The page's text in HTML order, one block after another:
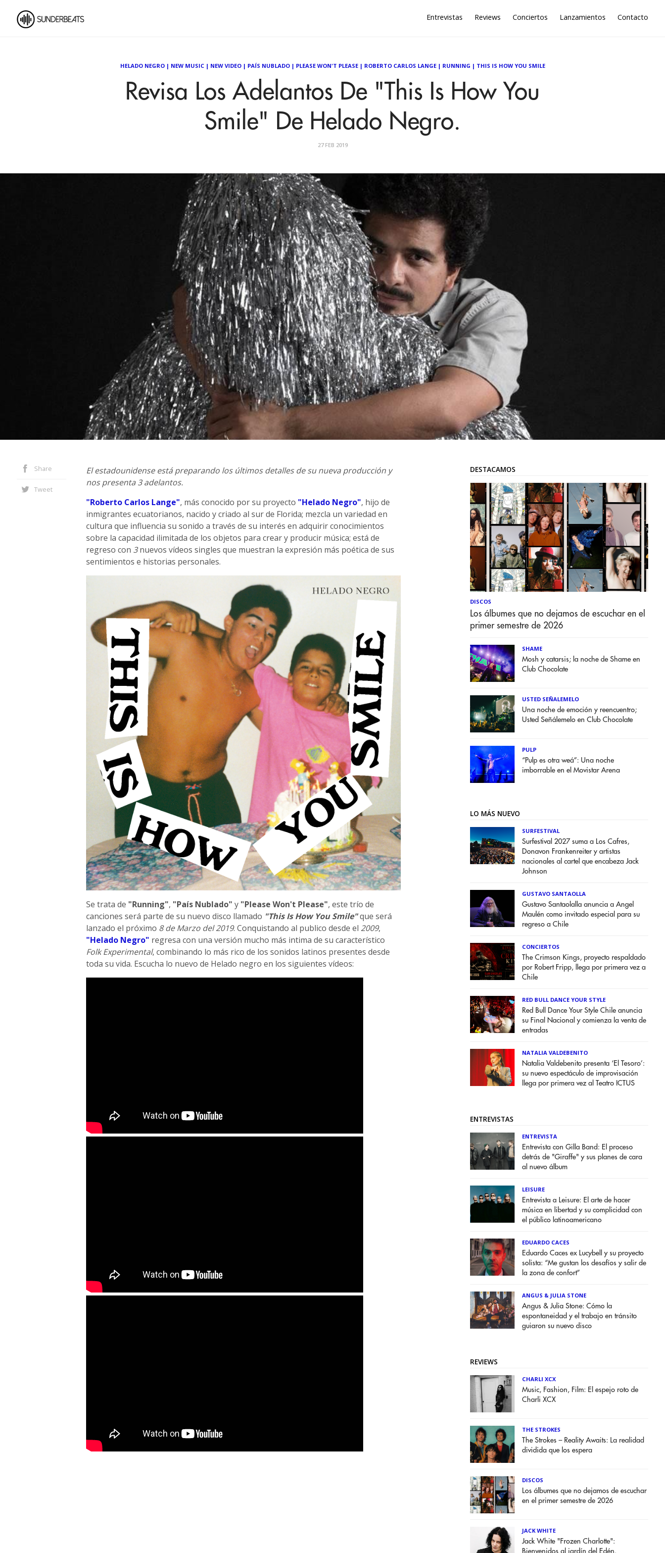
Entrevistas Reviews Conciertos Lanzamientos Contacto
HELADO NEGRO| NEW MUSIC| NEW VIDEO| PAÍS NUBLADO| PLEASE WON'T PLEASE| ROBERTO CARLOS LANGE| RUNNING | THIS IS HOW YOU SMILE
Revisa Los Adelantos De "This Is How You
Smile" De Helado Negro.
27 FEB 2019
Share
Tweet
El estadounidense está preparando los últimos detalles de su nueva producción y
nos presenta 3 adelantos.
"Roberto Carlos Lange", más conocido por su proyecto "Helado Negro", hijo de
inmigrantes ecuatorianos, nacido y criado al sur de Florida; mezcla un variedad en
cultura que influencia su sonido a través de su interés en adquirir conocimientos
sobre la capacidad ilimitada de los objetos para crear y producir música; está de
regreso con 3nuevos vídeos singles que muestran la expresión más poética de sus
sentimientos e historias personales.
Se trata de "Running", "País Nublado" y "Please Won't Please", este trío de
canciones será parte de su nuevo disco llamado "This Is How You Smile"que será
lanzado el próximo 8 de Marzo del 2019. Conquistando al publico desde el 2009,
"Helado Negro" regresa con una versión mucho más intima de su característico
Folk Experimental, combinando lo más rico de los sonidos latinos presentes desde
toda su vida. Escucha lo nuevo de Helado negro en los siguientes vídeos:
DESTACAMOS
DISCOS
Los álbumes que no dejamos de escuchar en el
primer semestre de 2026
SHAME
Mosh y catarsis; la noche de Shame en
Club Chocolate
USTED SEÑALEMELO
Una noche de emoción y reencuentro;
Usted Señálemelo en Club Chocolate
PULP
“Pulp es otra weá”: Una noche
imborrable en el Movistar Arena
LO MÁS NUEVO
SURFESTIVAL
Surfestival 2027 suma a Los Cafres,
Donavon Frankenreiter y artistas
nacionales al cartel que encabeza Jack
Johnson
GUSTAVO SANTAOLLA
Gustavo Santaolalla anuncia a Angel
Maulén como invitado especial para su
regreso a Chile
CONCIERTOS
The Crimson Kings, proyecto respaldado
por Robert Fripp, llega por primera vez a
Chile
RED BULL DANCE YOUR STYLE
Red Bull Dance Your Style Chile anuncia
su Final Nacional y comienza la venta de
entradas
NATALIA VALDEBENITO
Natalia Valdebenito presenta ‘El Tesoro’:
su nuevo espectáculo de improvisación
llega por primera vez al Teatro ICTUS
ENTREVISTAS
ENTREVISTA
Entrevista con Gilla Band: El proceso
detrás de "Giraffe" y sus planes de cara
al nuevo álbum
LEISURE
Entrevista a Leisure: El arte de hacer
música en libertad y su complicidad con
el público latinoamericano
EDUARDO CACES
Eduardo Caces ex Lucybell y su proyecto
solista: “Me gustan los desafíos y salir de
la zona de confort”
ANGUS & JULIA STONE
Angus & Julia Stone: Cómo la
espontaneidad y el trabajo en tránsito
guiaron su nuevo disco
REVIEWS
CHARLI XCX
Music, Fashion, Film: El espejo roto de
Charli XCX
THE STROKES
The Strokes – Reality Awaits: La realidad
dividida que los espera
DISCOS
Los álbumes que no dejamos de escuchar
en el primer semestre de 2026
JACK WHITE
Jack White "Frozen Charlotte":
Bienvenidos al jardín del Edén.